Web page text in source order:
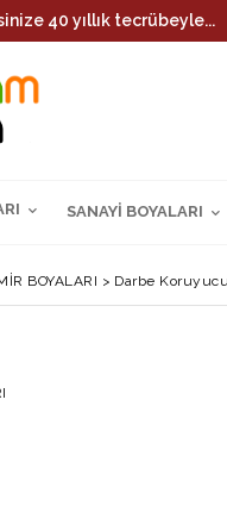
40 yıllık tecrübeyle...
SANAYİ BOYALARI
BOYALARI > Darbe